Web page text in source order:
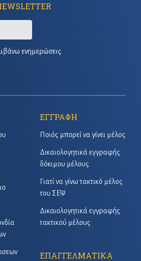
ενημερώσεις
ΕΓΓΡΑΦΗ
Ποιός μπορεί να γίνει μέλος
Δικαιολογητικά εγγραφής
δόκιμου μέλους
Γιατί να γίνω τακτικό μέλος
του ΣΕΨ
Δικαιολογητικά εγγραφής
τακτικού μέλους
ΕΠΑΓΓΕΛΜΑΤΙΚΑ